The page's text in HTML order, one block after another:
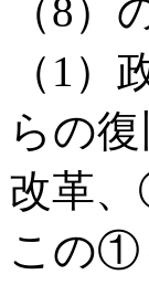
（8）
（1
らの
改革
この①